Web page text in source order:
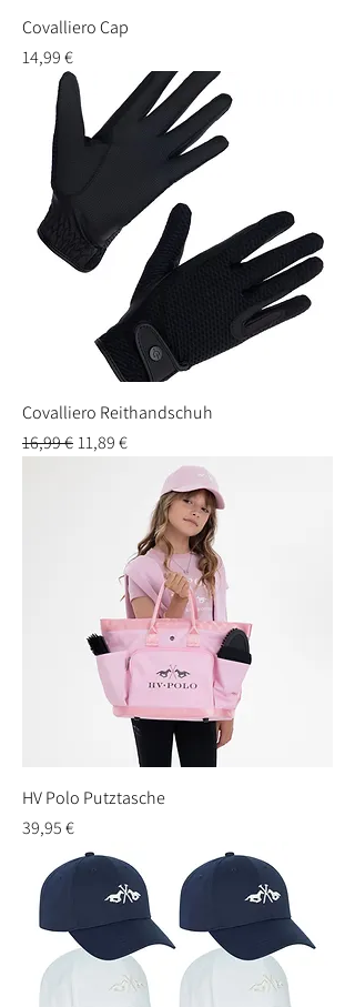
Covalliero Cap
Preis
14,99 €
Covalliero Reithandschuh
Standardpreis
16,99 € Sale-Preis
11,89 €
HV Polo Putztasche
Preis
39,95 €